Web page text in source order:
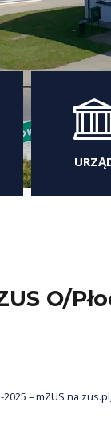
O/
2025 – mZUS na zus.pl_